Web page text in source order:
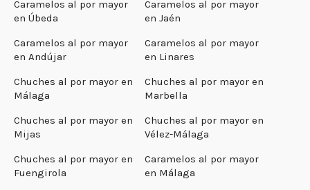
Caramelos al por mayor
en Úbeda
Caramelos al por mayor
en Jaén
Caramelos al por mayor
en Andújar
Caramelos al por mayor
en Linares
Chuches al por mayor en
Málaga
Chuches al por mayor en
Marbella
Chuches al por mayor en
Mijas
Chuches al por mayor en
Vélez-Málaga
Chuches al por mayor en
Fuengirola
Caramelos al por mayor
en Málaga